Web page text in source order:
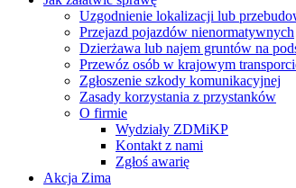
Uzgodnienie lokalizacji lub
Przejazd pojazdów nienormatywnych
Dzierżawa lub najem gruntów na
Przewóz osób w krajowym
Zgłoszenie szkody komunikacyjnej
Zasady korzystania z przystanków
O firmie
Wydziały ZDMiKP
Kontakt z nami
Zgłoś awarię
Akcja Zima